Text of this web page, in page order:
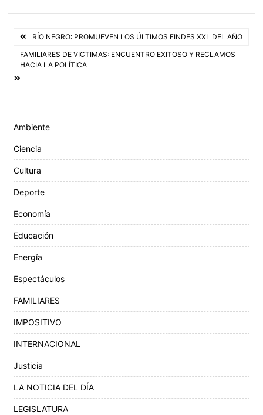
b
o
o
t
e
r
s
A
p
l
Navegación
de
entradas
RÍO NEGRO: PROMUEVEN LOS ÚLTIMOS FINDES XXL DEL AÑO
FAMILIARES DE VICTIMAS: ENCUENTRO EXITOSO Y RECLAMOS
HACIA LA POLÍTICA
Ambiente
Ciencia
Cultura
Deporte
Economía
Educación
Energía
Espectáculos
FAMILIARES
IMPOSITIVO
INTERNACIONAL
Justicia
LA NOTICIA DEL DÍA
LEGISLATURA